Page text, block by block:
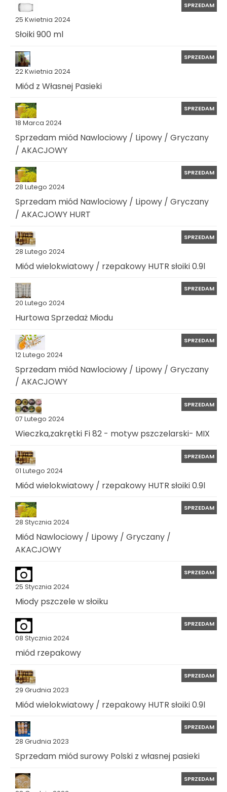
25 Kwietnia 2024
SPRZEDAM
Słoiki 900 ml
22 Kwietnia 2024
SPRZEDAM
Miód z Własnej Pasieki
18 Marca 2024
SPRZEDAM
Sprzedam miód Nawlociowy / Lipowy / Gryczany
/ AKACJOWY
28 Lutego 2024
SPRZEDAM
Sprzedam miód Nawlociowy / Lipowy / Gryczany
/ AKACJOWY HURT
28 Lutego 2024
SPRZEDAM
Miód wielokwiatowy / rzepakowy HUTR słoiki 0.9l
20 Lutego 2024
SPRZEDAM
Hurtowa Sprzedaż Miodu
12 Lutego 2024
SPRZEDAM
Sprzedam miód Nawlociowy / Lipowy / Gryczany
/ AKACJOWY
07 Lutego 2024
SPRZEDAM
Wieczka,zakrętki Fi 82 - motyw pszczelarski- MIX
01 Lutego 2024
SPRZEDAM
Miód wielokwiatowy / rzepakowy HUTR słoiki 0.9l
28 Stycznia 2024
SPRZEDAM
Miód Nawlociowy / Lipowy / Gryczany /
AKACJOWY
25 Stycznia 2024
SPRZEDAM
Miody pszczele w słoiku
08 Stycznia 2024
SPRZEDAM
miód rzepakowy
29 Grudnia 2023
SPRZEDAM
Miód wielokwiatowy / rzepakowy HUTR słoiki 0.9l
28 Grudnia 2023
SPRZEDAM
Sprzedam miód surowy Polski z własnej pasieki
SPRZEDAM